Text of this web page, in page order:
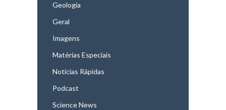
Geologia
Geral
Imagens
Matérias Especiais
Notícias Rápidas
Podcast
Science News